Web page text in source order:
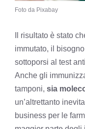
Foto da Pixabay
Il risultato è stato
immutato, il
sottoporsi al test
Anche gli
tamponi, sia
un’altrettanto
business per le